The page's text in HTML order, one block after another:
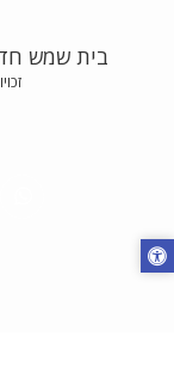
בית שמש
זכויות